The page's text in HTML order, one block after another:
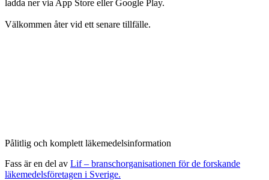
ladda ner via App Store eller Google Play.
Välkommen åter vid ett senare tillfälle.
Pålitlig och komplett läkemedelsinformation
Fass är en del av Lif – branschorganisationen för de forskande
läkemedelsföretagen i Sverige.